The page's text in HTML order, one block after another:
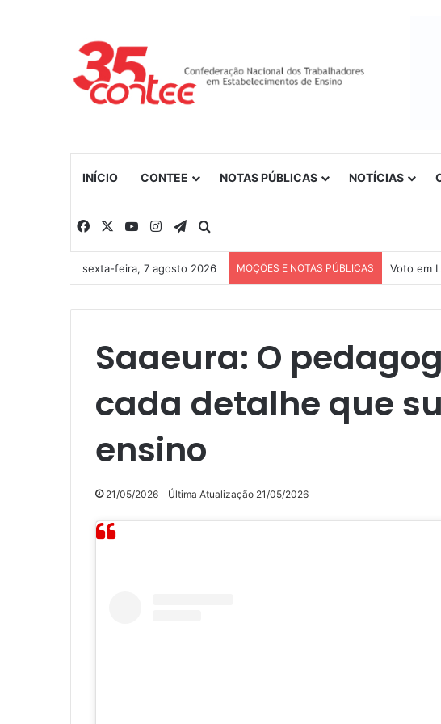
INÍCIO CONTEE NOTAS PÚBLICAS NOTÍCIAS
Facebook YouTubeInstagramTelegram
sexta-feira, 7 agosto 2026 MOÇÕES E NOTAS PÚBLICAS Voto em
Saaeura: O
cada detalhe que
ensino
21/05/2026 Última Atualização 21/05/2026